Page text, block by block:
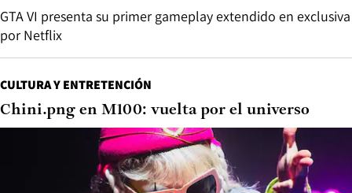
GTA VI presenta su primer gameplay extendido en exclusiva
por Netflix
CULTURA Y ENTRETENCIÓN
Chini.png en M100: vuelta por el universo